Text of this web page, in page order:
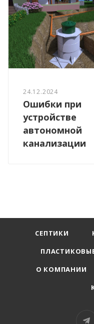
24.12.2024
Ошибки при
устройстве
автономной
канализации
СЕПТИКИ
О КОМПАНИИ